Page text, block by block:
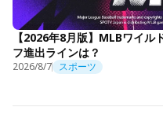
【2026年8月版】MLBワイル
フ進出ラインは？
2026/8/7 スポーツ